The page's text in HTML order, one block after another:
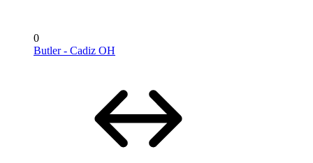
0
Butler - Cadiz OH